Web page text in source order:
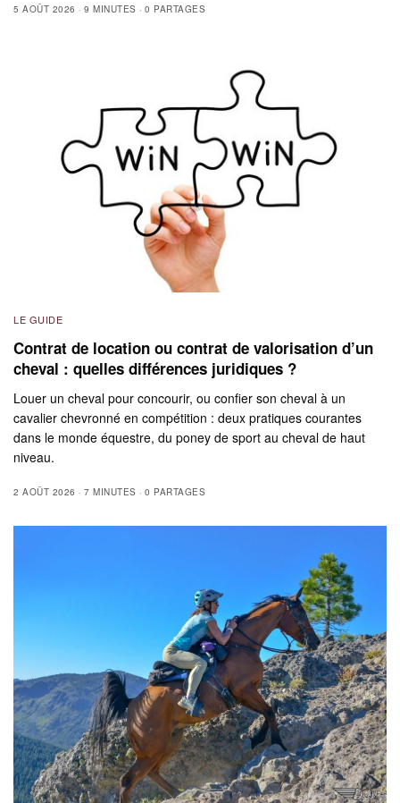
5 AOÛT 2026 9 MINUTES 0 PARTAGES
LE GUIDE
Contrat de location ou contrat de valorisation d’un
cheval : quelles différences juridiques ?
Louer un cheval pour concourir, ou confier son cheval à un
cavalier chevronné en compétition : deux pratiques courantes
dans le monde équestre, du poney de sport au cheval de haut
niveau.
2 AOÛT 2026 7 MINUTES 0 PARTAGES